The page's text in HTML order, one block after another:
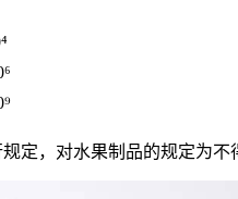
定，对水果制品的规定为不